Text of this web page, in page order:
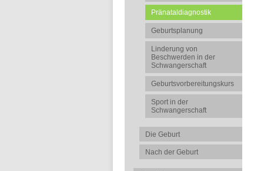
Pränataldiagnostik
Geburtsplanung
Linderung von
Beschwerden in der
Schwangerschaft
Geburtsvorbereitungskurs
Sport in der
Schwangerschaft
Die Geburt
Nach der Geburt